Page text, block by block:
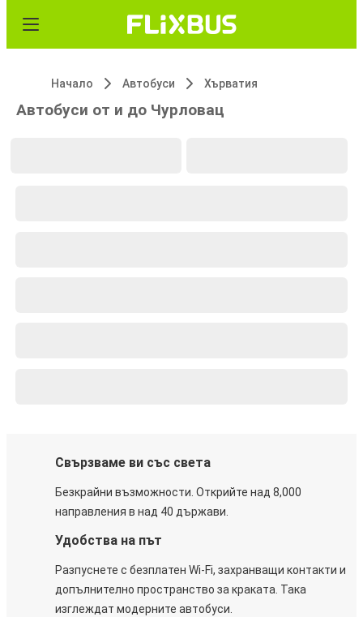
Начало Автобуси Хърватия
Автобуси от и до Чурловац
Свързваме ви със света
Безкрайни възможности. Открийте над 8,000
направления в над 40 държави.
Удобства на път
Разпуснете с безплатен Wi-Fi, захранващи контакти и
допълнително пространство за краката. Така
изглеждат модерните автобуси.